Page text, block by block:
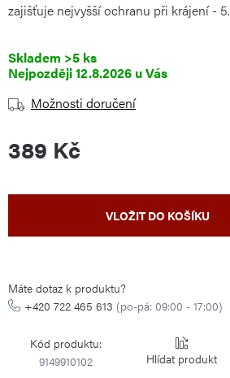
zajišťuje nejvyšší ochranu při krájení - 5.
Skladem >5 ks
12.8.2026
Možnosti doručení
389 Kč
VLOŽIT DO KOŠÍKU
Máte dotaz k produktu?
+420 722 465 613 (po-pá: 09:00 - 17:00)
Kód produktu:
9149910102
Hlídat